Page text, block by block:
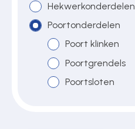
Voedingen
Over ons
Hekwerkonderdelen
Poortonderdelen
Poort klinken
Poortgrendels
Poortsloten